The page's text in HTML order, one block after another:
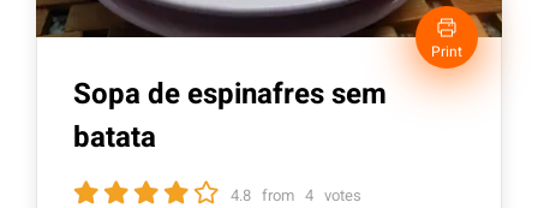
Print
Sopa de espinafres sem
batata
4.8 from 4 votes